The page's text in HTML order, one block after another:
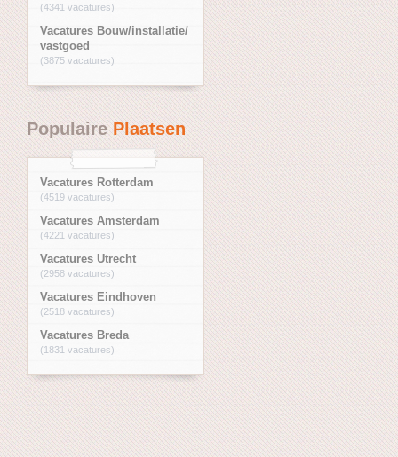
(4341 vacatures)
Vacatures Bouw/installatie/
vastgoed
(3875 vacatures)
PopulairePlaatsen
Vacatures Rotterdam
(4519 vacatures)
Vacatures Amsterdam
(4221 vacatures)
Vacatures Utrecht
(2958 vacatures)
Vacatures Eindhoven
(2518 vacatures)
Vacatures Breda
(1831 vacatures)